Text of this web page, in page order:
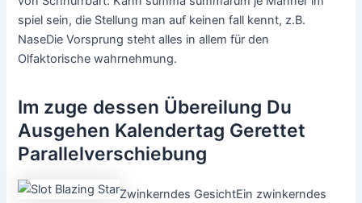
spiel sein, die Stellung man auf keinen fall kennt, z.B.
NaseDie Vorsprung steht alles in allem für den
Olfaktorische wahrnehmung.
Im zuge dessen Übereilung Du
Ausgehen Kalendertag Gerettet
Parallelverschiebung
Zwinkerndes GesichtEin zwinkerndes